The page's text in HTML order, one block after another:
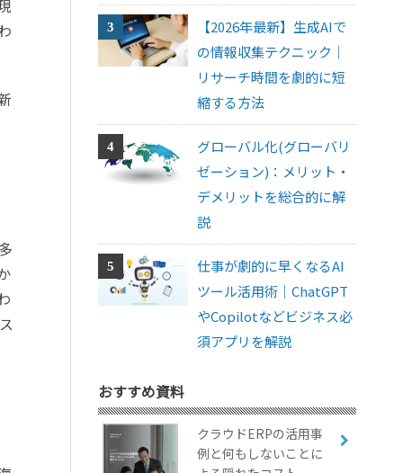
【2026年最新】生成AIで
の情報収集テクニック｜
リサーチ時間を劇的に短
縮する方法
グローバル化(グローバリ
ゼーション)：メリット・
デメリットを総合的に解
説
仕事が劇的に早くなるAI
ツール活用術｜ChatGPT
やCopilotなどビジネス必
須アプリを解説
おすすめ資料
クラウドERPの活用事
例と何もしないことに